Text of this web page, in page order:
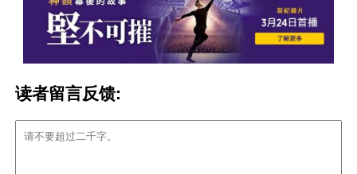
读者留言反馈: